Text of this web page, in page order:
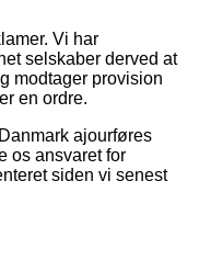
Vi har
selskaber derved at
modtager provision
en ordre.
ajourføres
os ansvaret for
siden vi senest